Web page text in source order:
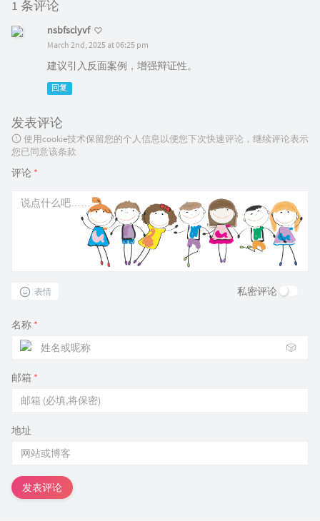
1 条评论
nsbfsclyvf
March 2nd, 2025 at 06:25 pm
建议引入反面案例，增强辩证性。
回复
发表评论
使用cookie技术保留您的个人信息以便您下次快速评论，继续评论表示
您已同意该条款
评论 *
表情 私密评论
名称 *
🎲
邮箱 *
地址
发表评论